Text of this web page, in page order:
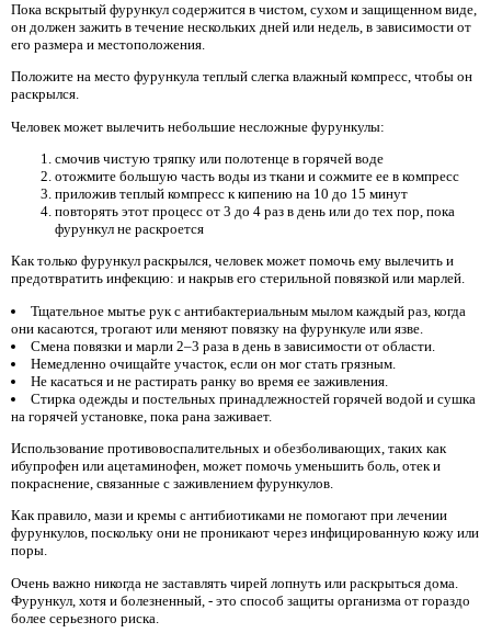
Пока вскрытый фурункул содержится в чистом, сухом и защищенном виде,
он должен зажить в течение нескольких дней или недель, в зависимости от
его размера и местоположения.
Положите на место фурункула теплый слегка влажный компресс, чтобы он
раскрылся.
Человек может вылечить небольшие несложные фурункулы:
смочив чистую тряпку или полотенце в горячей воде
отожмите большую часть воды из ткани и сожмите ее в компресс
приложив теплый компресс к кипению на 10 до 15 минут
повторять этот процесс от 3 до 4 раз в день или до тех пор, пока
фурункул не раскроется
Как только фурункул раскрылся, человек может помочь ему вылечить и
предотвратить инфекцию: и накрыв его стерильной повязкой или марлей.
Тщательное мытье рук с антибактериальным мылом каждый раз, когда
они касаются, трогают или меняют повязку на фурункуле или язве.
Смена повязки и марли 2–3 раза в день в зависимости от области.
Немедленно очищайте участок, если он мог стать грязным.
Не касаться и не растирать ранку во время ее заживления.
Стирка одежды и постельных принадлежностей горячей водой и сушка
на горячей установке, пока рана заживает.
Использование противовоспалительных и обезболивающих, таких как
ибупрофен или ацетаминофен, может помочь уменьшить боль, отек и
покраснение, связанные с заживлением фурункулов.
Как правило, мази и кремы с антибиотиками не помогают при лечении
фурункулов, поскольку они не проникают через инфицированную кожу или
поры.
Очень важно никогда не заставлять чирей лопнуть или раскрыться дома.
Фурункул, хотя и болезненный, - это способ защиты организма от гораздо
более серьезного риска.